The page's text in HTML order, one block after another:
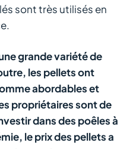
sont très utilisés en
grande variété de
les pellets ont
abordables et
propriétaires sont de
dans des poêles à
le prix des pellets a